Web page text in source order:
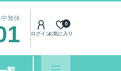
無休
ログインお気に入り
0